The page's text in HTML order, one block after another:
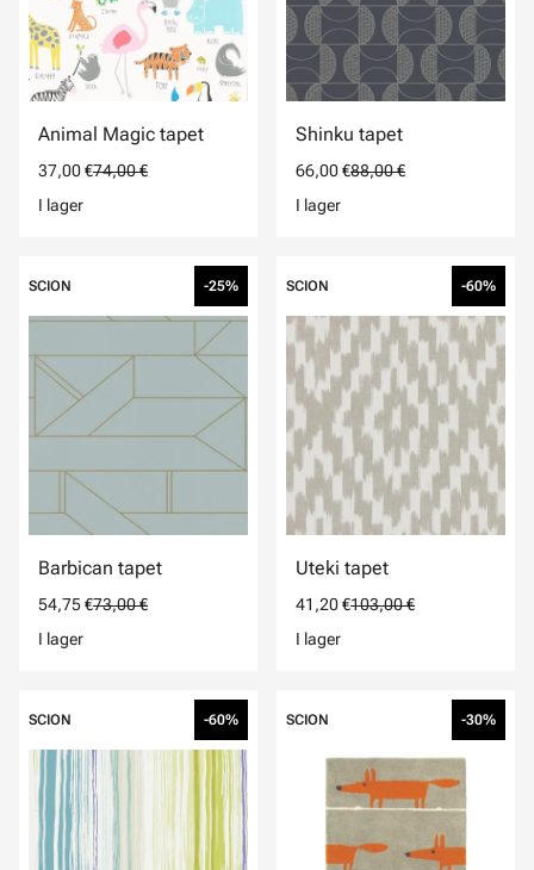
Animal Magic tapet
37,00 €74,00 €
I lager
Shinku tapet
66,00 €88,00 €
I lager
SCION -25%
Barbican tapet
54,75 €73,00 €
I lager
SCION -60%
Uteki tapet
41,20 €103,00 €
I lager
SCION -60% SCION -30%